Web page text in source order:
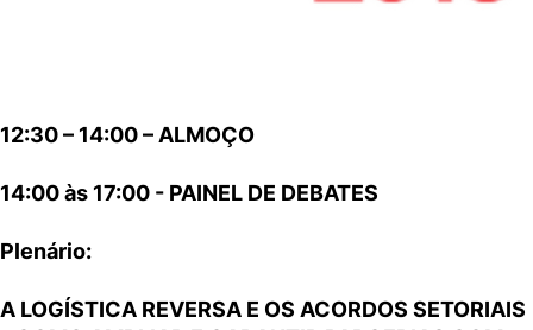
12:30 – 14:00 – ALMOÇO
14:00 às 17:00 - PAINEL DE DEBATES
Plenário:
A LOGÍSTICA REVERSA E OS ACORDOS SETORIAIS